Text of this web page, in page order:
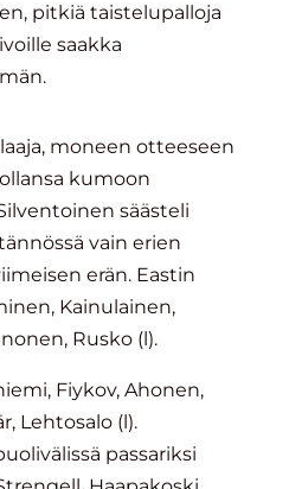
pitkiä taistelupalloja
saakka
moneen otteeseen
kumoon
säästeli
vain erien
erän. Eastin
Kainulainen,
Rusko (l).
Fiykov, Ahonen,
Lehtosalo (l).
passariksi